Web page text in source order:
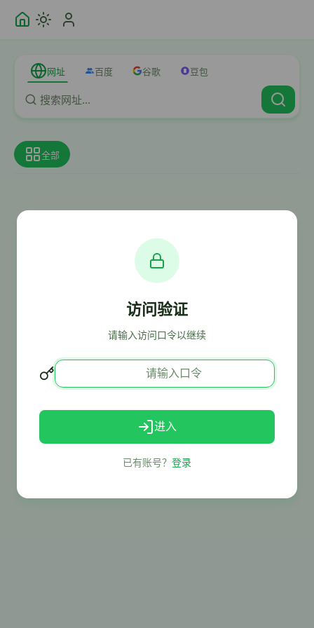
网址 百度 谷歌 豆包
全部
访问验证
请输入访问口令以继续
进入
已有账号？ 登录